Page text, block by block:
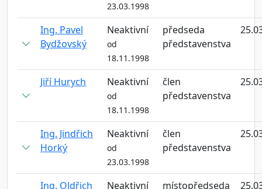
23.03.1998
Ing. Pavel
Bydžovský
Neaktivní
od
18.11.1998
předseda
představenstva
Jiří Hurych Neaktivní
od
18.11.1998
člen
představenstva
Ing. Jindřich
Horký
Neaktivní
od
23.03.1998
člen
představenstva
Ing. Oldřich
Neaktivní
místopředseda